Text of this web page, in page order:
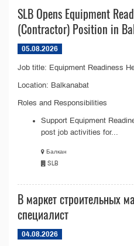
SLB Opens Equipment
(Contractor) Position in
05.08.2026
Job title: Equipment Readiness
Location: Balkanabat
Roles and Responsibilities
Support Equipment
post job activities for...
Балкан
SLB
В маркет строительных
специалист
04.08.2026